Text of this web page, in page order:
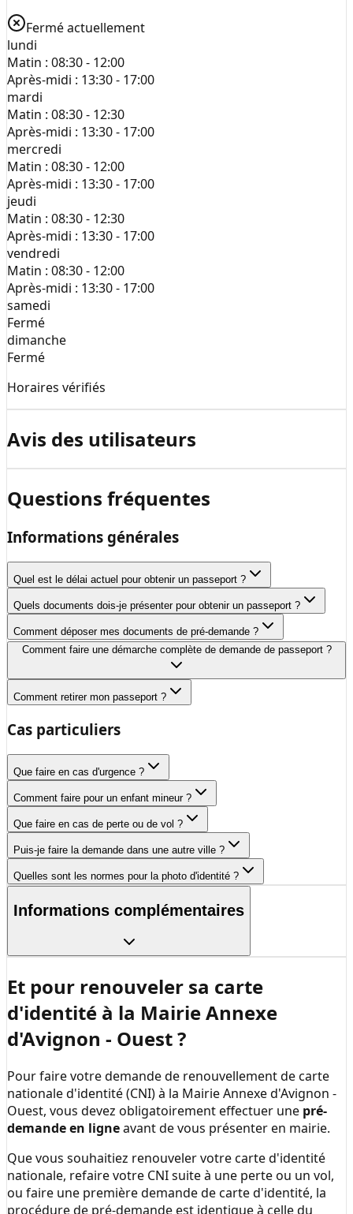
Fermé actuellement
lundi
Matin : 08:30 - 12:00
Après-midi : 13:30 - 17:00
mardi
Matin : 08:30 - 12:30
Après-midi : 13:30 - 17:00
mercredi
Matin : 08:30 - 12:00
Après-midi : 13:30 - 17:00
jeudi
Matin : 08:30 - 12:30
Après-midi : 13:30 - 17:00
vendredi
Matin : 08:30 - 12:00
Après-midi : 13:30 - 17:00
samedi
Fermé
dimanche
Fermé
Horaires vérifiés
Avis des utilisateurs
Questions fréquentes
Informations générales
Quel est le délai actuel pour obtenir un passeport ?
Quels documents dois-je présenter pour obtenir un passeport ?
Comment déposer mes documents de pré-demande ?
Comment faire une démarche complète de demande de passeport ?
Comment retirer mon passeport ?
Cas particuliers
Que faire en cas d'urgence ?
Comment faire pour un enfant mineur ?
Que faire en cas de perte ou de vol ?
Puis-je faire la demande dans une autre ville ?
Quelles sont les normes pour la photo d'identité ?
Informations complémentaires
Et pour renouveler sa carte
d'identité à la Mairie Annexe
d'Avignon - Ouest?
Pour faire votre demande de renouvellement de carte
nationale d'identité (CNI) à la Mairie Annexe d'Avignon -
Ouest, vous devez obligatoirement effectuer une pré-
demande en ligneavant de vous présenter en mairie.
Que vous souhaitiez renouveler votre carte d'identité
nationale, refaire votre CNI suite à une perte ou un vol,
ou faire une première demande de carte d'identité, la
procédure de pré-demande est identique à celle du